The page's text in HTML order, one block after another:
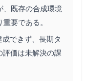
、既存の合成環境
要である。
できず、長期タ
評価は未解決の課